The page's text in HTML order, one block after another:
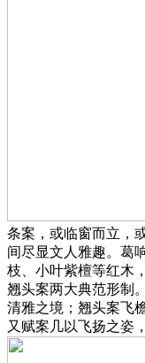
条案，或临窗而立，
间尽显文人雅趣。葛
枝、小叶紫檀等红木
翘头案两大典范形制
清雅之境；翘头案飞
又赋案几以飞扬之姿